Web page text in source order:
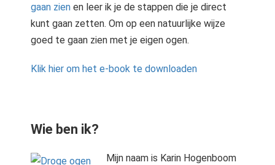
gaan zien en leer ik je de stappen die je direct
kunt gaan zetten. Om op een natuurlijke wijze
goed te gaan zien met je eigen ogen.
Klik hier om het e-book te downloaden
Wie ben ik?
Mijn naam is Karin Hogenboom